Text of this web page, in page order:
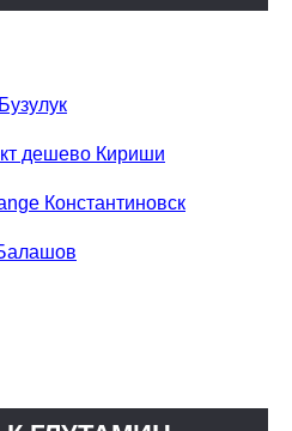
дешево Кириши
Константиновск